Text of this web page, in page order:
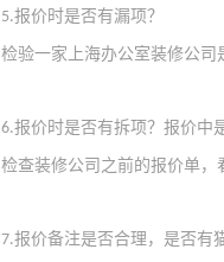
5.报价时是否有漏项？
检验一家上海办公室装修公司
6.报价时是否有拆项？报价中
检查装修公司之前的报价单，
7.报价备注是否合理，是否有